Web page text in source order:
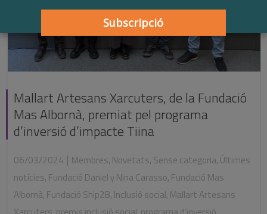
Mallart Artesans Xarcuters, de la Fundació
Mas Albornà, premiat pel programa
d’inversió d’impacte Tiina
06/03/2024 | Membres, Novetats, Sense categoria, Últimes
notícies, Fundació Daniel y Nina Carasso, Fundació Mas
Albornà, Fundació Ship2B, Inclusió social, Mallart Artesans